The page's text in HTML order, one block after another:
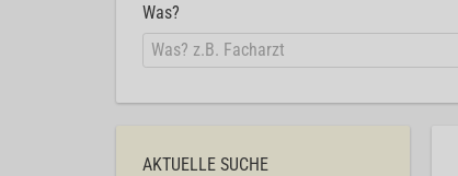
Was?
AKTUELLE SUCHE